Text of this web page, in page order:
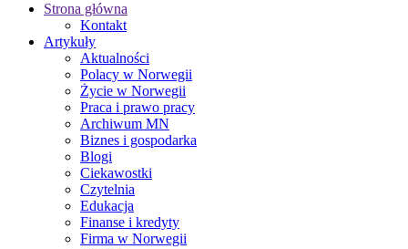
Strona główna
Kontakt
Artykuły
Aktualności
Polacy w Norwegii
Życie w Norwegii
Praca i prawo pracy
Archiwum MN
Biznes i gospodarka
Blogi
Ciekawostki
Czytelnia
Edukacja
Finanse i kredyty
Firma w Norwegii